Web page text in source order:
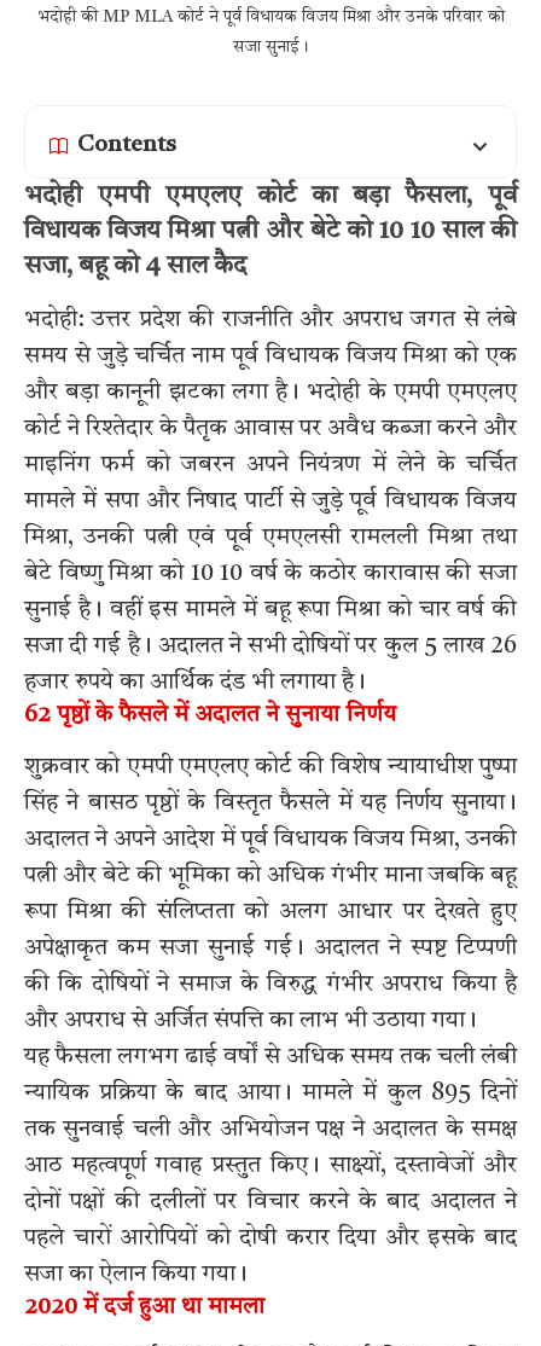
भदोही की MP MLA कोर्ट ने पूर्व विधायक विजय मिश्रा और उनके परिवार को
सजा सुनाई।
Contents
भदोही एमपी एमएलए कोर्ट का बड़ा फैसला, पूर्व
विधायक विजय मिश्रा पत्नी और बेटे को 10 10 साल की
सजा, बहू को 4 साल कैद
भदोही: उत्तर प्रदेश की राजनीति और अपराध जगत से लंबे
समय से जुड़े चर्चित नाम पूर्व विधायक विजय मिश्रा को एक
और बड़ा कानूनी झटका लगा है। भदोही के एमपी एमएलए
कोर्ट ने रिश्तेदार के पैतृक आवास पर अवैध कब्जा करने और
माइनिंग फर्म को जबरन अपने नियंत्रण में लेने के चर्चित
मामले में सपा और निषाद पार्टी से जुड़े पूर्व विधायक विजय
मिश्रा, उनकी पत्नी एवं पूर्व एमएलसी रामलली मिश्रा तथा
बेटे विष्णु मिश्रा को 10 10 वर्ष के कठोर कारावास की सजा
सुनाई है। वहीं इस मामले में बहू रूपा मिश्रा को चार वर्ष की
सजा दी गई है। अदालत ने सभी दोषियों पर कुल 5 लाख 26
हजार रुपये का आर्थिक दंड भी लगाया है।
62 पृष्ठों के फैसले में अदालत ने सुनाया निर्णय
शुक्रवार को एमपी एमएलए कोर्ट की विशेष न्यायाधीश पुष्पा
सिंह ने बासठ पृष्ठों के विस्तृत फैसले में यह निर्णय सुनाया।
अदालत ने अपने आदेश में पूर्व विधायक विजय मिश्रा, उनकी
पत्नी और बेटे की भूमिका को अधिक गंभीर माना जबकि बहू
रूपा मिश्रा की संलिप्तता को अलग आधार पर देखते हुए
अपेक्षाकृत कम सजा सुनाई गई। अदालत ने स्पष्ट टिप्पणी
की कि दोषियों ने समाज के विरुद्ध गंभीर अपराध किया है
और अपराध से अर्जित संपत्ति का लाभ भी उठाया गया।
यह फैसला लगभग ढाई वर्षों से अधिक समय तक चली लंबी
न्यायिक प्रक्रिया के बाद आया। मामले में कुल 895 दिनों
तक सुनवाई चली और अभियोजन पक्ष ने अदालत के समक्ष
आठ महत्वपूर्ण गवाह प्रस्तुत किए। साक्ष्यों, दस्तावेजों और
दोनों पक्षों की दलीलों पर विचार करने के बाद अदालत ने
पहले चारों आरोपियों को दोषी करार दिया और इसके बाद
सजा का ऐलान किया गया।
2020 में दर्ज हुआ था मामला